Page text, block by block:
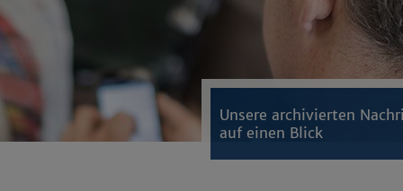
Unsere archivierten
auf einen Blick